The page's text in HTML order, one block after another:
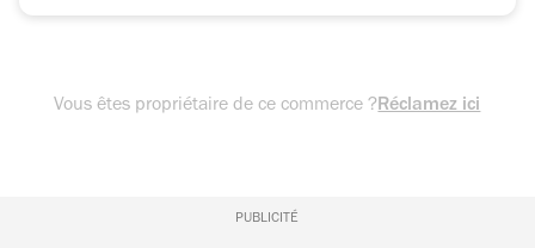
Vous êtes propriétaire de ce commerce ?Réclamez ici
PUBLICITÉ